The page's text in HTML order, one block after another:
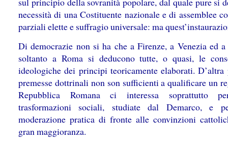
necessità di una Costituente nazionale e di assemblee
parziali elette e suffragio universale: ma
Di democrazie non si ha che a Firenze, a Venezia ed
soltanto a Roma si deducono tutte, o quasi, le
ideologiche dei principi teoricamente elaborati. D’altra
premesse dottrinali non son sufficienti a qualificare un
Repubblica Romana ci interessa soprattutto
trasformazioni sociali, studiate dal Demarco, e
moderazione pratica di fronte alle convinzioni
gran maggioranza.